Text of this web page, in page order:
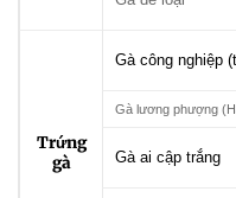
Trứng
gà
Gà công nghiệp
Gà lương phượng
Gà ai cập trắng